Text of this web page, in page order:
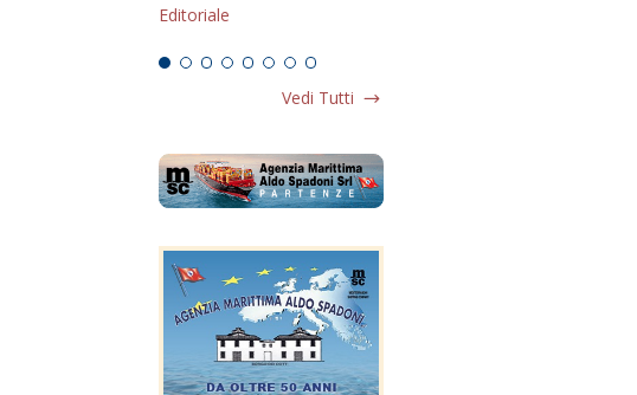
Editoriale
Vedi Tutti